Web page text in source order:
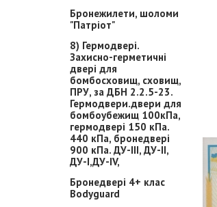
Бронежилети, шоломи
"Патріот"
8) Гермодвері.
Захисно-герметичні
двері для
бомбосховищ, сховищ,
ПРУ, за ДБН 2.2.5-23.
Гермодвери.двери для
бомбоубежищ 100кПа,
гермодвері 150 кПа.
440 кПа, бронедвері
900 кПа. ДУ-ІІІ, ДУ-ІІ,
ДУ-І,ДУ-ІV,
Бронедвері 4+ клас
Bodyguard